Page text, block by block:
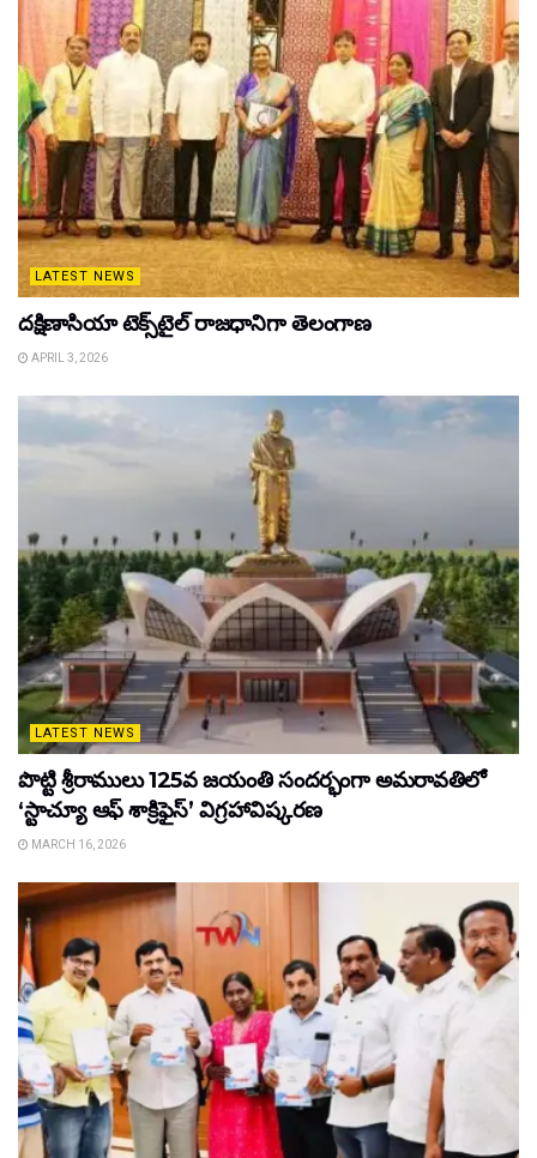
LATEST NEWS
దక్షిణాసియా టెక్స్‌టైల్ రాజధానిగా తెలంగాణ
APRIL 3, 2026
LATEST NEWS
పొట్టి శ్రీరాములు 125వ జయంతి సందర్భంగా అమరావతిలో
‘స్టాచ్యూ ఆఫ్ శాక్రిఫైస్’ విగ్రహావిష్కరణ
MARCH 16, 2026